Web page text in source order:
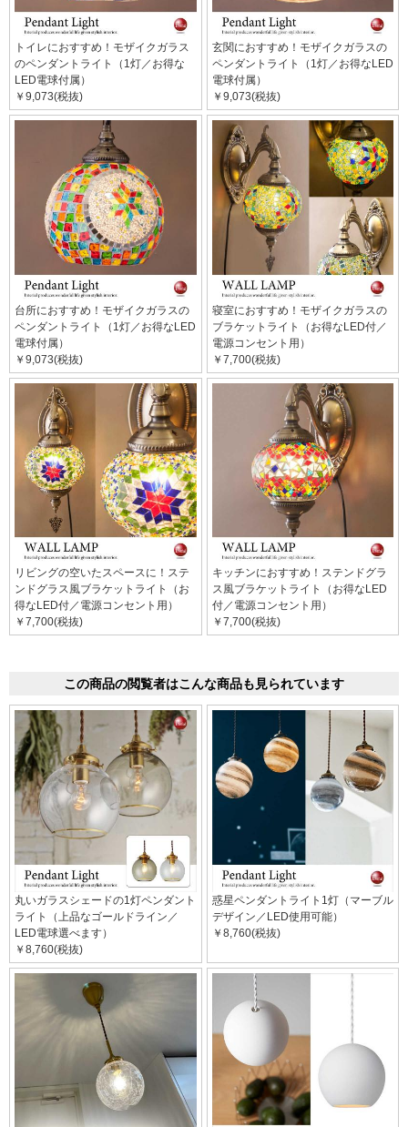
トイレにおすすめ！モザイクガラス
のペンダントライト（1灯／お得な
LED電球付属）
￥9,073(税抜)
玄関におすすめ！モザイクガラスの
ペンダントライト（1灯／お得なLED
電球付属）
￥9,073(税抜)
台所におすすめ！モザイクガラスの
ペンダントライト（1灯／お得なLED
電球付属）
￥9,073(税抜)
寝室におすすめ！モザイクガラスの
ブラケットライト（お得なLED付／
電源コンセント用）
￥7,700(税抜)
リビングの空いたスペースに！ステ
ンドグラス風ブラケットライト（お
得なLED付／電源コンセント用）
￥7,700(税抜)
キッチンにおすすめ！ステンドグラ
ス風ブラケットライト（お得なLED
付／電源コンセント用）
￥7,700(税抜)
この商品の閲覧者はこんな商品も見られています
丸いガラスシェードの1灯ペンダント
ライト（上品なゴールドライン／
LED電球選べます）
￥8,760(税抜)
惑星ペンダントライト1灯（マーブル
デザイン／LED使用可能）
￥8,760(税抜)